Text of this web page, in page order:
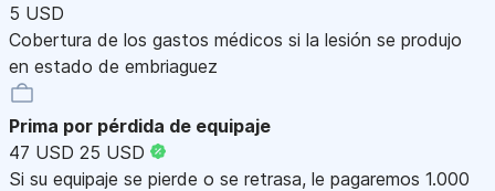
5 USD
Cobertura de los gastos médicos si la lesión se produjo
en estado de embriaguez
Prima por pérdida de equipaje
47 USD 25 USD
Si su equipaje se pierde o se retrasa, le pagaremos 1.000